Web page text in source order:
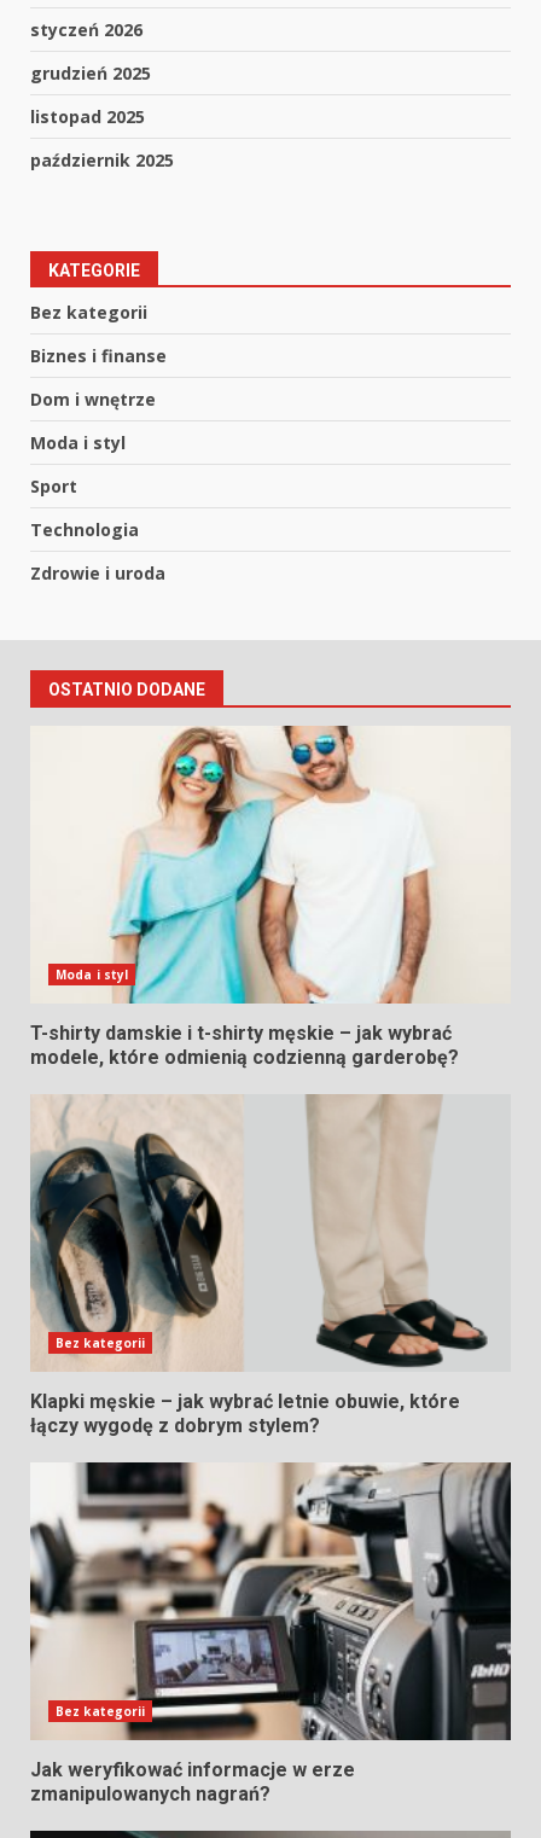
styczeń 2026
grudzień 2025
listopad 2025
październik 2025
KATEGORIE
Bez kategorii
Biznes i finanse
Dom i wnętrze
Moda i styl
Sport
Technologia
Zdrowie i uroda
OSTATNIO DODANE
Moda i styl
T-shirty damskie i t-shirty męskie – jak wybrać
modele, które odmienią codzienną garderobę?
Bez kategorii
Klapki męskie – jak wybrać letnie obuwie, które
łączy wygodę z dobrym stylem?
Bez kategorii
Jak weryfikować informacje w erze
zmanipulowanych nagrań?